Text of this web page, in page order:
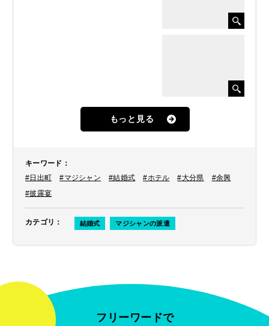
もっと見る
キーワード ：
#日出町
#マジシャン #結婚式 #ホテル #大分県
#余興
#披露宴
カテゴリ ： 結婚式 マジシャンの派遣
フリーワードで